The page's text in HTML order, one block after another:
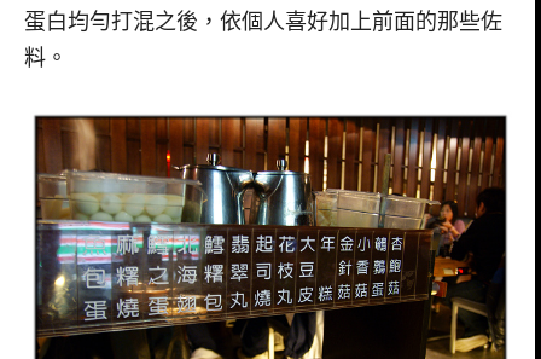
蛋白均勻打混之後，依個人喜好加上前面的那些佐
料。